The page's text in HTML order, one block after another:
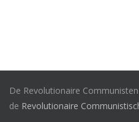
De Revolutionaire
de Revolutionaire